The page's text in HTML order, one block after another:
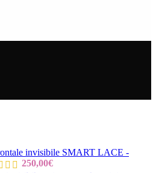
SMART LACE -
250,00€